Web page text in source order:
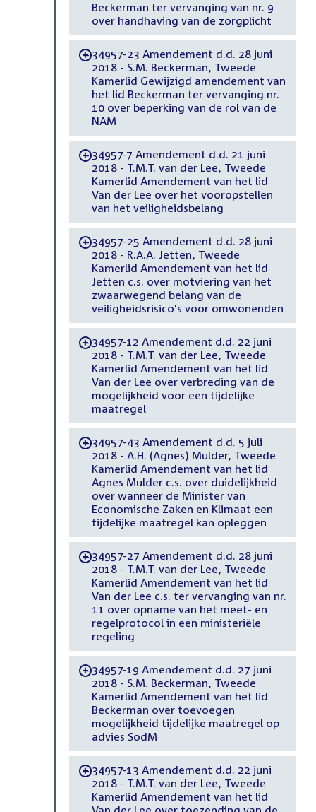
Beckerman ter vervanging van nr. 9
over handhaving van de zorgplicht
-34957-23 Amendement d.d. 28 juni
2018 - S.M. Beckerman, Tweede
Kamerlid Gewijzigd amendement van
het lid Beckerman ter vervanging nr.
10 over beperking van de rol van de
NAM
-34957-7 Amendement d.d. 21 juni
2018 - T.M.T. van der Lee, Tweede
Kamerlid Amendement van het lid
Van der Lee over het vooropstellen
van het veiligheidsbelang
-34957-25 Amendement d.d. 28 juni
2018 - R.A.A. Jetten, Tweede
Kamerlid Amendement van het lid
Jetten c.s. over motviering van het
zwaarwegend belang van de
veiligheidsrisico's voor omwonenden
-34957-12 Amendement d.d. 22 juni
2018 - T.M.T. van der Lee, Tweede
Kamerlid Amendement van het lid
Van der Lee over verbreding van de
mogelijkheid voor een tijdelijke
maatregel
-34957-43 Amendement d.d. 5 juli
2018 - A.H. (Agnes) Mulder, Tweede
Kamerlid Amendement van het lid
Agnes Mulder c.s. over duidelijkheid
over wanneer de Minister van
Economische Zaken en Klimaat een
tijdelijke maatregel kan opleggen
-34957-27 Amendement d.d. 28 juni
2018 - T.M.T. van der Lee, Tweede
Kamerlid Amendement van het lid
Van der Lee c.s. ter vervanging van nr.
11 over opname van het meet- en
regelprotocol in een ministeriële
regeling
-34957-19 Amendement d.d. 27 juni
2018 - S.M. Beckerman, Tweede
Kamerlid Amendement van het lid
Beckerman over toevoegen
mogelijkheid tijdelijke maatregel op
advies SodM
-34957-13 Amendement d.d. 22 juni
2018 - T.M.T. van der Lee, Tweede
Kamerlid Amendement van het lid